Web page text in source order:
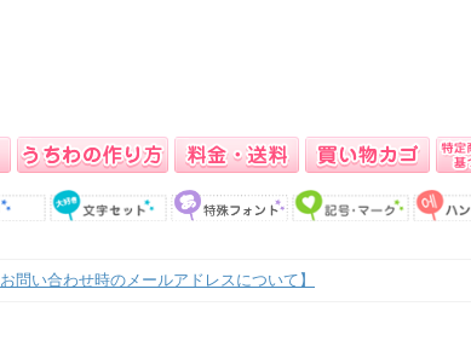
問い合わせ時のメールアドレスについて】